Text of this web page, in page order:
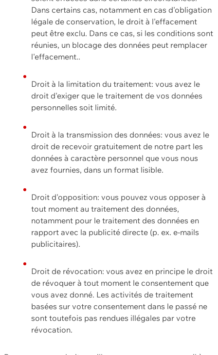
Dans certains cas, notamment en cas d'obligation
légale de conservation, le droit à l'effacement
peut être exclu. Dans ce cas, si les conditions sont
réunies, un blocage des données peut remplacer
l'effacement..
Droit à la limitation du traitement: vous avez le
droit d'exiger que le traitement de vos données
personnelles soit limité.
Droit à la transmission des données: vous avez le
droit de recevoir gratuitement de notre part les
données à caractère personnel que vous nous
avez fournies, dans un format lisible.
Droit d'opposition: vous pouvez vous opposer à
tout moment au traitement des données,
notamment pour le traitement des données en
rapport avec la publicité directe (p. ex. e-mails
publicitaires).
Droit de révocation: vous avez en principe le droit
de révoquer à tout moment le consentement que
vous avez donné. Les activités de traitement
basées sur votre consentement dans le passé ne
sont toutefois pas rendues illégales par votre
révocation.